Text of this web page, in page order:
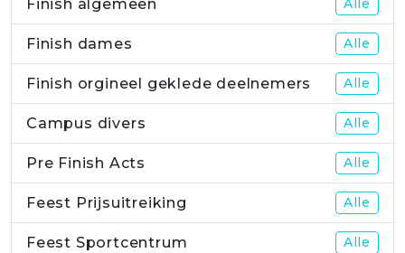
Finish algemeen Alle
Finish dames Alle
Finish orgineel geklede deelnemers Alle
Campus divers Alle
Pre Finish Acts Alle
Feest Prijsuitreiking Alle
Feest Sportcentrum Alle